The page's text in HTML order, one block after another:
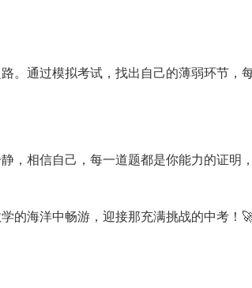
。通过模拟考试，找出自己的薄弱环节，
，相信自己，每一道题都是你能力的证明
的海洋中畅游，迎接那充满挑战的中考！